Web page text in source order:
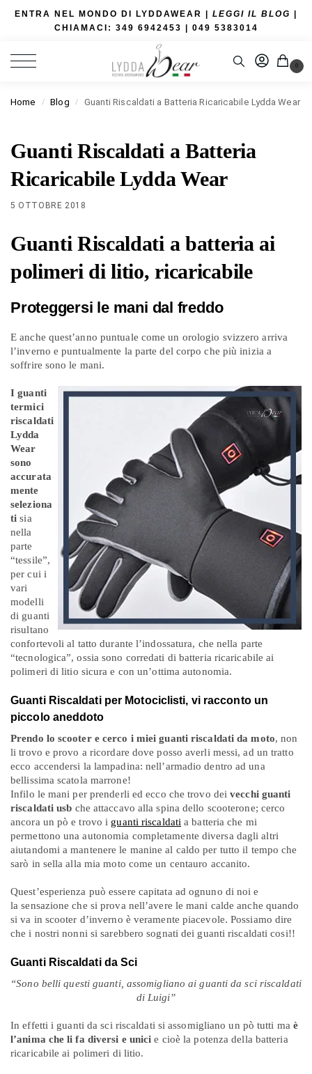
ENTRA NEL MONDO DI LYDDAWEAR | LEGGI IL BLOG |
CHIAMACI: 349 6942453 | 049 5383014
0
Home / Blog / Guanti Riscaldati a Batteria Ricaricabile Lydda Wear
Guanti Riscaldati a Batteria
Ricaricabile Lydda Wear
5 OTTOBRE 2018
Guanti Riscaldati a batteria ai
polimeri di litio, ricaricabile
Proteggersi le mani dal freddo
E anche quest’anno puntuale come un orologio svizzero arriva
l’inverno e puntualmente la parte del corpo che più inizia a
soffrire sono le mani.
I guanti
termici
riscaldati
Lydda
Wear
sono
accurata
mente
seleziona
ti sia
nella
parte
“tessile”,
per cui i
vari
modelli
di guanti
risultano
confortevoli al tatto durante l’indossatura, che nella parte
“tecnologica”, ossia sono corredati di batteria ricaricabile ai
polimeri di litio sicura e con un’ottima autonomia.
Guanti Riscaldati per Motociclisti, vi racconto un
piccolo aneddoto
Prendo lo scooter e cerco i miei guanti riscaldati da moto, non
li trovo e provo a ricordare dove posso averli messi, ad un tratto
ecco accendersi la lampadina: nell’armadio dentro ad una
bellissima scatola marrone!
Infilo le mani per prenderli ed ecco che trovo deivecchi guanti
riscaldati usb che attaccavo alla spina dello scooterone; cerco
ancora un pò e trovo i guanti riscaldati a batteria che mi
permettono una autonomia completamente diversa dagli altri
aiutandomi a mantenere le manine al caldo per tutto il tempo che
sarò in sella alla mia moto come un centauro accanito.
Quest’esperienza può essere capitata ad ognuno di noi e
la sensazione che si prova nell’avere le mani calde anche quando
si va in scooter d’inverno è veramente piacevole. Possiamo dire
che i nostri nonni si sarebbero sognati dei guanti riscaldati cosi!!
Guanti Riscaldati da Sci
“Sono belli questi guanti, assomigliano ai guanti da sci riscaldati
di Luigi”
In effetti i guanti da sci riscaldati si assomigliano un pò tutti ma è
l’anima che li fa diversi e unici e cioè la potenza della batteria
ricaricabile ai polimeri di litio.